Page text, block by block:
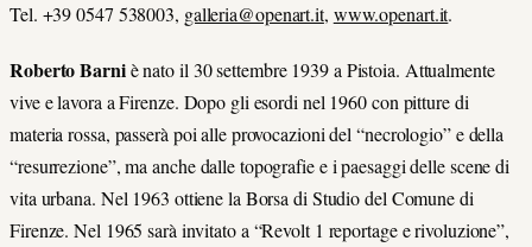
Tel. +39 0547 538003, galleria@openart.it, www.openart.it.
Roberto Barniè nato il 30 settembre 1939 a Pistoia. Attualmente
vive e lavora a Firenze. Dopo gli esordi nel 1960 con pitture di
materia rossa, passerà poi alle provocazioni del “necrologio” e della
“resurrezione”, ma anche dalle topografie e i paesaggi delle scene di
vita urbana. Nel 1963 ottiene la Borsa di Studio del Comune di
Firenze. Nel 1965 sarà invitato a “Revolt 1 reportage e rivoluzione”,